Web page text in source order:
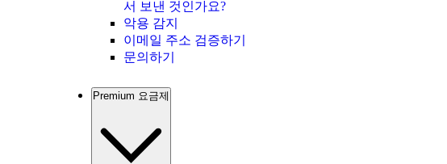
서 보낸 것인가요?
악용 감지
이메일 주소 검증하기
문의하기
Premium 요금제